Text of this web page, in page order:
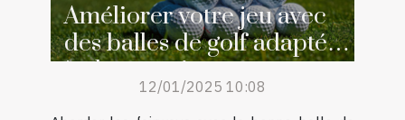
Améliorer votre jeu avec
des balles de golf adaptées
à chaque niveau
12/01/2025 10:08